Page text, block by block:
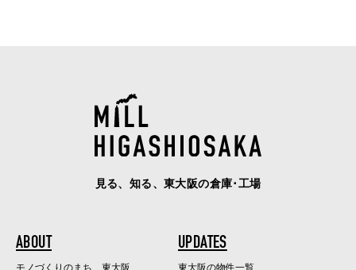
見る、知る、東大阪の倉庫･工場
ABOUT UPDATES